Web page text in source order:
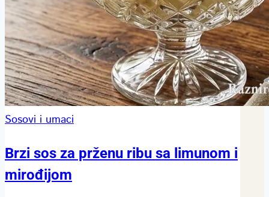
Sosovi i umaci
Brzi sos za prženu ribu sa limunom i
mirođijom